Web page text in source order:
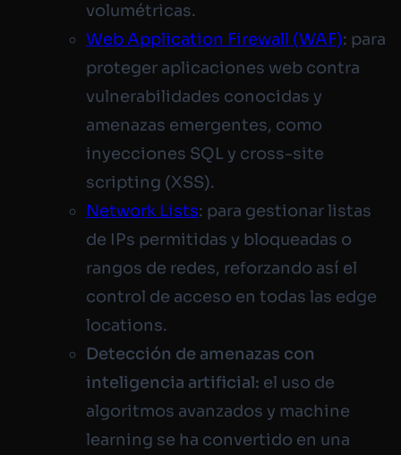
volumétricas.
Web Application Firewall (WAF): para
proteger aplicaciones web contra
vulnerabilidades conocidas y
amenazas emergentes, como
inyecciones SQL y cross-site
scripting (XSS).
Network Lists: para gestionar listas
de IPs permitidas y bloqueadas o
rangos de redes, reforzando así el
control de acceso en todas las edge
locations.
Detección de amenazas con
inteligencia artificial: el uso de
algoritmos avanzados y machine
learning se ha convertido en una